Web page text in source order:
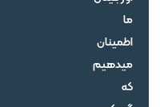
ما
اطمینان
میدهیم
که